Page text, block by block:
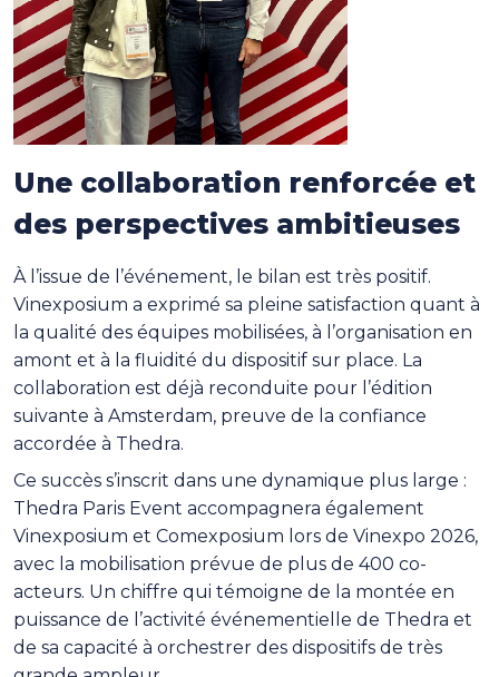
Une collaboration renforcée et
des perspectives ambitieuses
À l’issue de l’événement, le bilan est très positif.
Vinexposium a exprimé sa pleine satisfaction quant à
la qualité des équipes mobilisées, à l’organisation en
amont et à la fluidité du dispositif sur place. La
collaboration est déjà reconduite pour l’édition
suivante à Amsterdam, preuve de la confiance
accordée à Thedra.
Ce succès s’inscrit dans une dynamique plus large :
Thedra Paris Event accompagnera également
Vinexposium et Comexposium lors de Vinexpo 2026,
avec la mobilisation prévue de plus de 400 co-
acteurs. Un chiffre qui témoigne de la montée en
puissance de l’activité événementielle de Thedra et
de sa capacité à orchestrer des dispositifs de très